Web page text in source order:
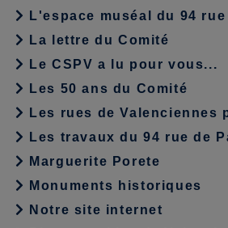
L'espace muséal du 94
La lettre du Comité
Le CSPV a lu pour vous...
Les 50 ans du Comité
Les rues de Valenciennes
Les travaux du 94 rue de
Marguerite Porete
Monuments historiques
Notre site internet